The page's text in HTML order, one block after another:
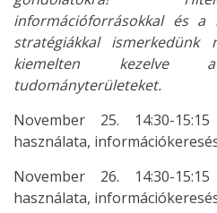
információforrásokkal és a
stratégiákkal
kiemelten kezelve
tudományterületeket.
November 25. 14:30-
használata,
November 26. 14:30-
használata,